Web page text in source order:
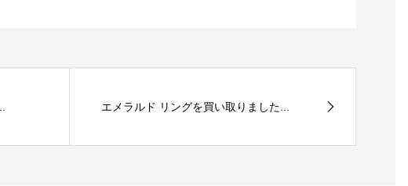
エメラルド リングを買い取りました...